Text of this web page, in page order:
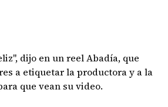
dijo en un reel Abadía, que
a etiquetar la productora y a la
que vean su video.